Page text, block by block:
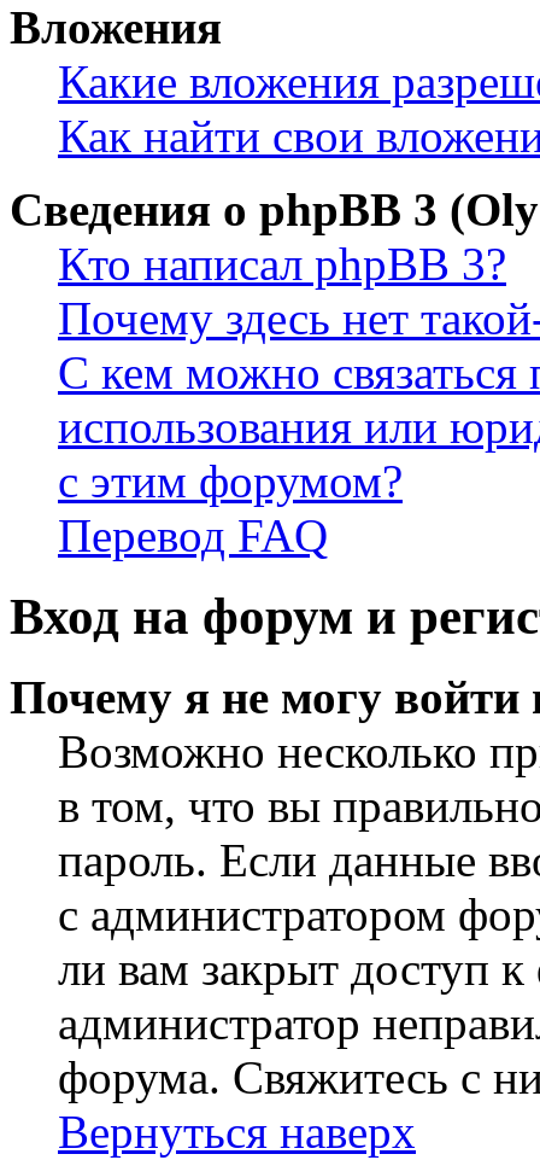
Вложения
Какие вложения
Как найти свои
Сведения о phpBB 3
Кто написал phpBB 3?
Почему здесь нет
С кем можно связаться
использования или
с этим форумом?
Перевод FAQ
Вход на форум и
Почему я не могу войти
Возможно несколько
в том, что вы
пароль. Если данные
с администратором
ли вам закрыт доступ
администратор
форума. Свяжитесь с
Вернуться наверх